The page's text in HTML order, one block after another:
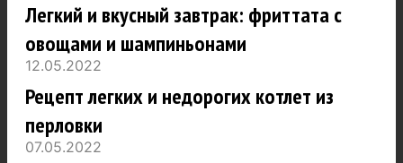
Легкий и вкусный завтрак: фриттата с
овощами и шампиньонами
12.05.2022
Рецепт легких и недорогих котлет из
перловки
07.05.2022